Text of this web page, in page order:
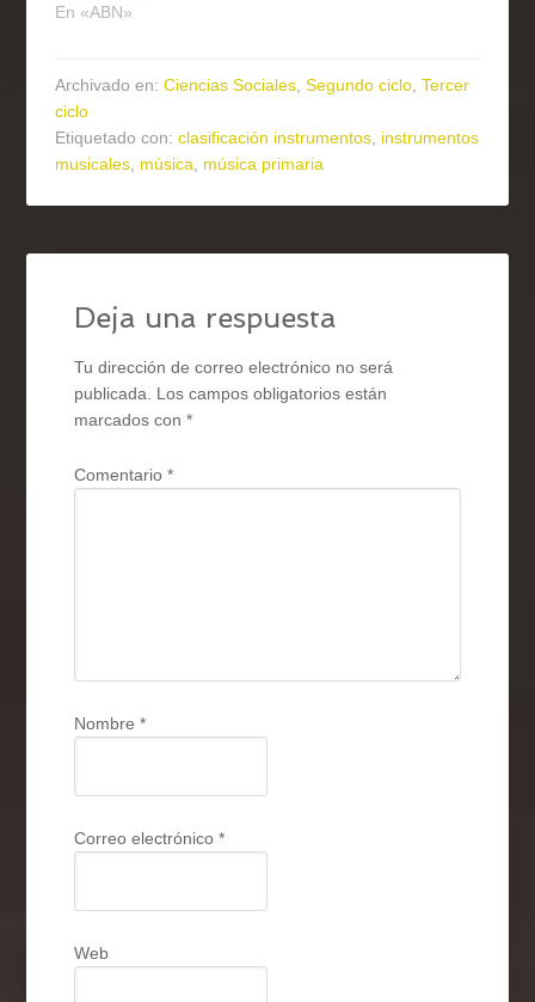
En «ABN»
Archivado en:Ciencias Sociales,Segundo ciclo,Tercer
ciclo
Etiquetado con:clasificación instrumentos, instrumentos
musicales, música, música primaria
Deja una respuesta
Tu dirección de correo electrónico no será
publicada. Los campos obligatorios están
marcados con*
Comentario*
Nombre*
Correo electrónico*
Web